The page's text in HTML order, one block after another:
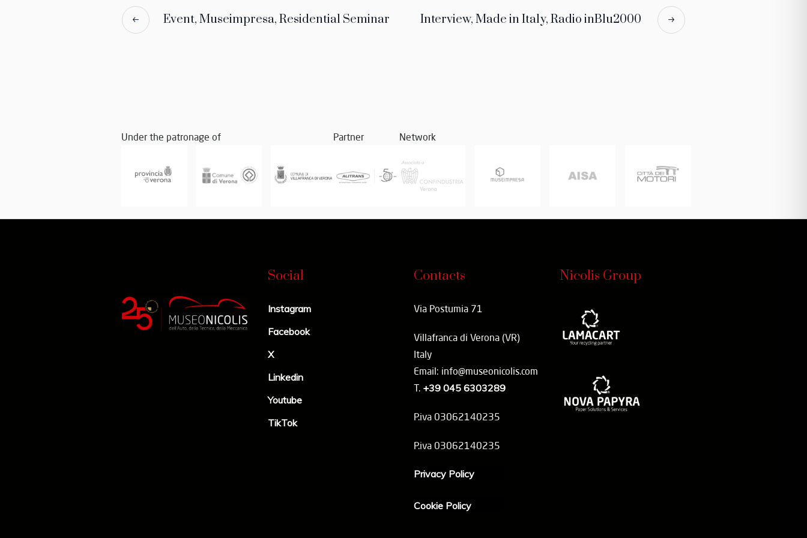
Event, Museimpresa, Residential Seminar Interview, Made in Italy, Radio inBlu2000
Under the patronage of Partner Network
Social
Instagram
Facebook
X
Linkedin
Youtube
TikTok
Contacts
Via Postumia 71
Villafranca di Verona (VR)
Italy
Email: info@museonicolis.com
T. +39 045 6303289
P.iva 03062140235
P.iva 03062140235
Privacy Policy
Cookie Policy
Nicolis Group